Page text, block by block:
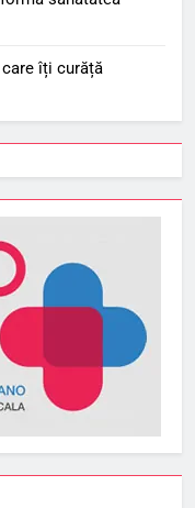
îți curăță